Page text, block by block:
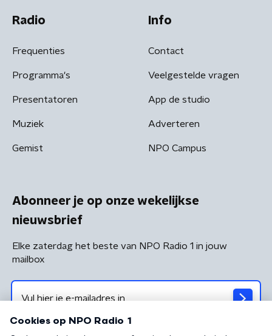
Radio
Frequenties
Programma's
Presentatoren
Muziek
Gemist
Info
Contact
Veelgestelde vragen
App de studio
Adverteren
NPO Campus
Abonneer je op onze wekelijkse
nieuwsbrief
Elke zaterdag het beste van NPO Radio 1 in jouw
mailbox